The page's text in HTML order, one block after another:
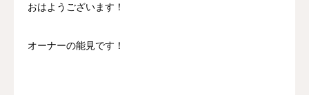
おはようございます！
オーナーの能見です！